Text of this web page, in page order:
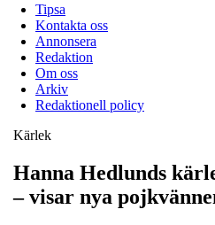
Tipsa
Kontakta oss
Annonsera
Redaktion
Om oss
Arkiv
Redaktionell policy
Kärlek
Hanna Hedlunds
– visar nya